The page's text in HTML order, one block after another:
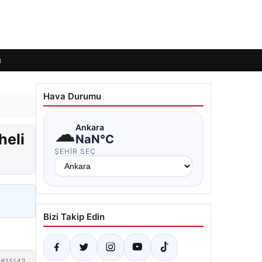
Hava Durumu
☁Ankara
NaN°C
ŞEHIR SEÇ
Bizi Takip Edin